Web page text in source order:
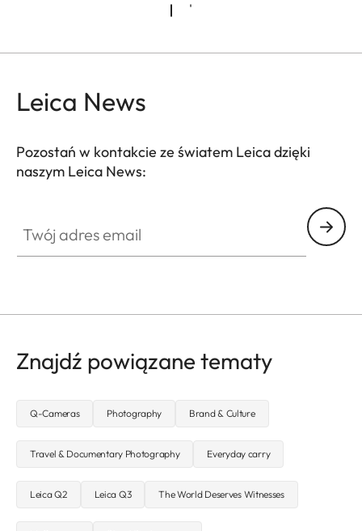
Leica News
Pozostań w kontakcie ze światem Leica dzięki
naszym Leica News:
Znajdź powiązane tematy
Q-Cameras Photography Brand & Culture
Travel & Documentary Photography Everyday carry
Leica Q2 Leica Q3 The World Deserves Witnesses